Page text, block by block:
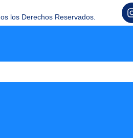
los Derechos Reservados.